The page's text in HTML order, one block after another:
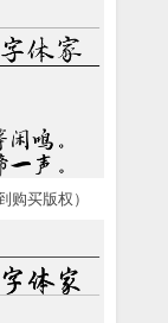
购买版权）